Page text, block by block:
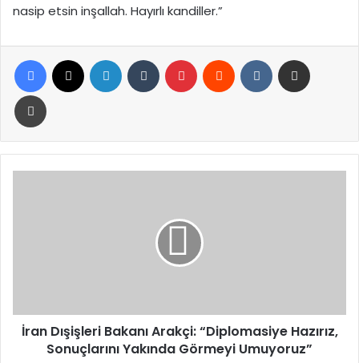
nasip etsin inşallah. Hayırlı kandiller.”
Facebook LinkedIn Tumblr Pinterest Reddit VKontakte
Yazdır
Görmeyi
Umuyoruz”
İran Dışişleri Bakanı Arakçi: “Diplomasiye Hazırız,
Sonuçlarını Yakında Görmeyi Umuyoruz”